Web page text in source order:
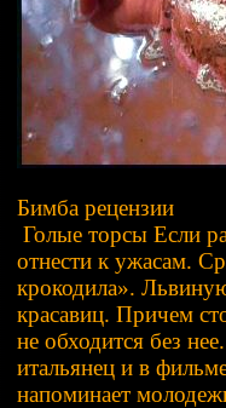
Бимба рецензии
Голые торсы Если
отнести к ужасам.
крокодила».
красавиц. Причем
не обходится без
итальянец и в
напоминает